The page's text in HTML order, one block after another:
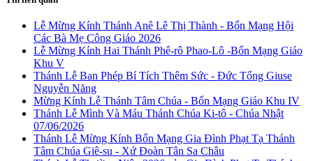
Lễ Mừng Kính Thánh Anê Lê Thị Thành - Bổn Mạng Hội
Các Bà Mẹ Công Giáo 2026
Lễ Mừng Kính Hai Thánh Phê-rô Phao-Lô -Bổn Mạng Giáo
Khu V
Thánh Lễ Ban Phép Bí Tích Thêm Sức - Đức Tổng Giuse
Nguyễn Năng
Mừng Kính Lễ Thánh Tâm Chúa - Bổn Mạng Giáo Khu IV
Thánh Lễ Mình Và Máu Thánh Chúa Ki-tô - Chúa Nhật
07/06/2026
Thánh Lễ Mừng Kính Bổn Mạng Gia Đình Phạt Tạ Thánh
Tâm Chúa Giê-su - Xứ Đoàn Tân Sa Châu